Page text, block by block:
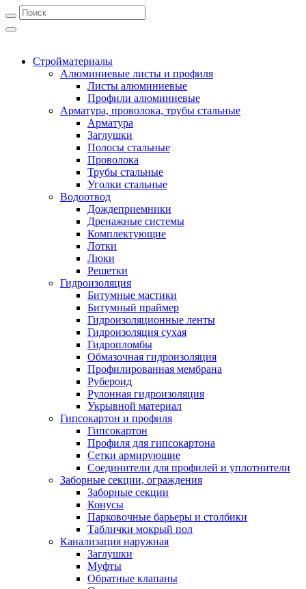
Стройматериалы
Алюминиевые листы и профиля
Листы алюминиевые
Профили алюминиевые
Арматура, проволока, трубы стальные
Арматура
Заглушки
Полосы стальные
Проволока
Трубы стальные
Уголки стальные
Водоотвод
Дождеприемники
Дренажные системы
Комплектующие
Лотки
Люки
Решетки
Гидроизоляция
Битумные мастики
Битумный праймер
Гидроизоляционные ленты
Гидроизоляция сухая
Гидропломбы
Обмазочная гидроизоляция
Профилированная мембрана
Рубероид
Рулонная гидроизоляция
Укрывной материал
Гипсокартон и профиля
Гипсокартон
Профиля для гипсокартона
Сетки армирующие
Соединители для профилей и уплотнители
Заборные секции, ограждения
Заборные секции
Конусы
Парковочные барьеры и столбики
Таблички мокрый пол
Канализация наружная
Заглушки
Муфты
Обратные клапаны